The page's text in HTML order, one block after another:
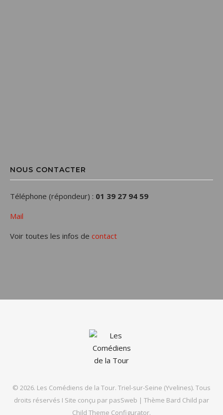
NOUS CONTACTER
Téléphone (répondeur) : 01 39 27 94 59
Mail
Voir toutes les infos de contact
© 2026. Les Comédiens de la Tour. Triel-sur-Seine (Yvelines). Tous
droits réservés I Site conçu par pasSweb | Thème Bard Child par
Child Theme Configurator.